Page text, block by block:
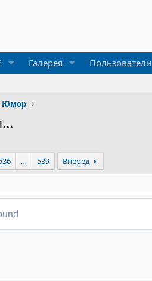
Галерея Пользователи
Юмор
… 539 Вперёд